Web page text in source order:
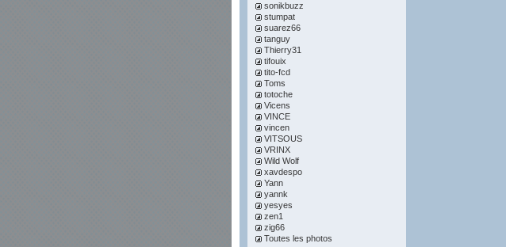
sonikbuzz
stumpat
suarez66
tanguy
Thierry31
tifouix
tito-fcd
Toms
totoche
Vicens
VINCE
vincen
VITSOUS
VRINX
Wild Wolf
xavdespo
Yann
yannk
yesyes
zen1
zig66
Toutes les photos